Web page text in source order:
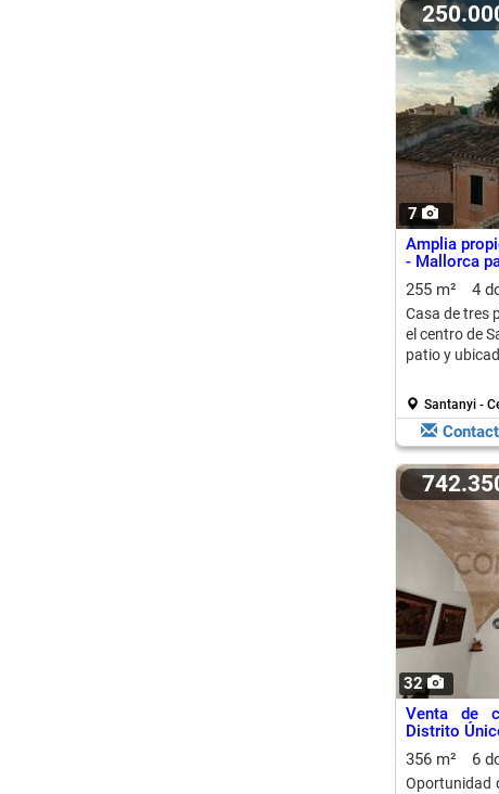
7
Amplia
- Mallorca
255 m²
4
Casa de tres
el centro de
patio y
Santanyi -
32
Venta de
Distrito
356 m²
6
Oportunidad